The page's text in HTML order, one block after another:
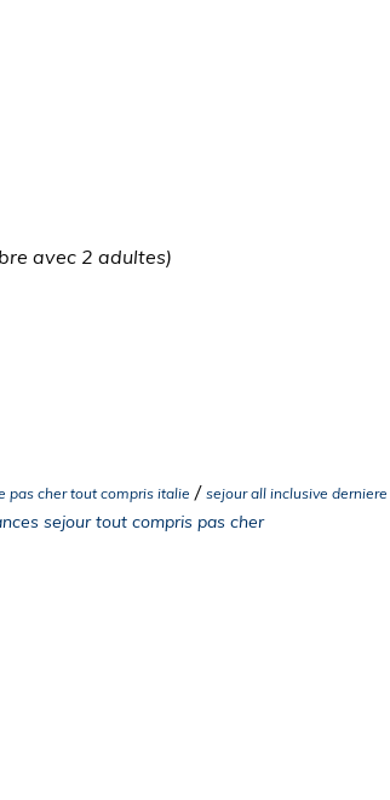
avec 2 adultes)
pas cher tout compris italie / sejour all inclusive derniere
sejour tout compris pas cher